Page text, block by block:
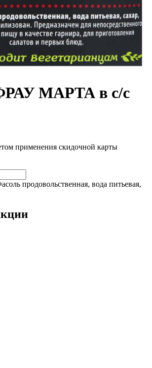
МАРТА в с/с
применения скидочной карты
продовольственная, вода питьевая,